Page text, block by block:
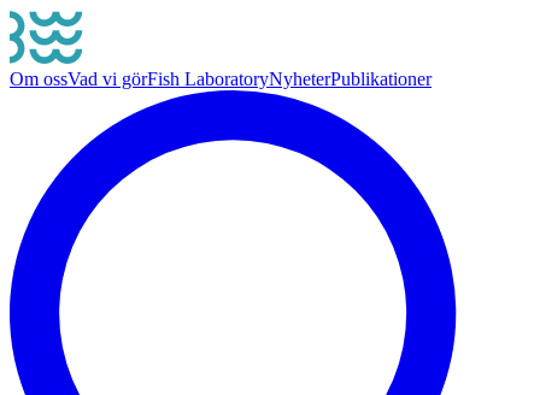
Om ossVad vi görFish LaboratoryNyheterPublikationer